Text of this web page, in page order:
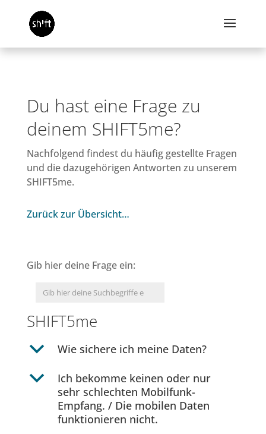
Du hast eine Frage zu
deinem SHIFT5me?
Nachfolgend findest du häufig gestellte Fragen
und die dazugehörigen Antworten zu unserem
SHIFT5me.
Zurück zur Übersicht…
Gib hier deine Frage ein:
SHIFT5me
b Wie sichere ich meine Daten?
b
Ich bekomme keinen oder nur
sehr schlechten Mobilfunk-
Empfang. / Die mobilen Daten
funktionieren nicht.